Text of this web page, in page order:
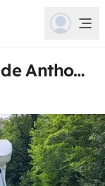
Autocaravana perfilada de Anthony